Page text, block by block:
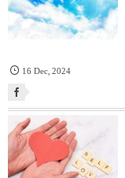
16 Dec,2024